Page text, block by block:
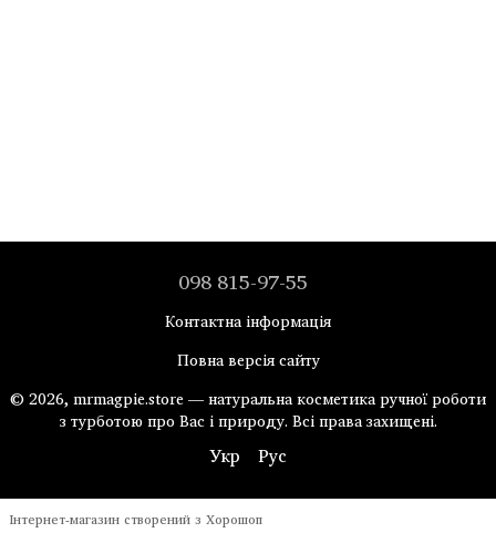
098 815-97-55
Контактна інформація
Повна версія сайту
© 2026, mrmagpie.store — натуральна косметика ручної роботи
з турботою про Вас і природу. Всі права захищені.
Укр Рус
Інтернет-магазин створений з Хорошоп